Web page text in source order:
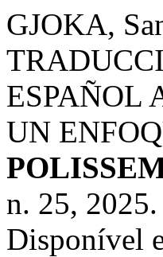
GJOKA,
ESPAÑOL
UN
n. 25,
Disponível